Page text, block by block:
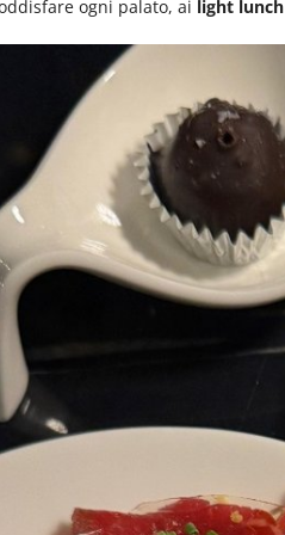
ogni palato, ai light lunch